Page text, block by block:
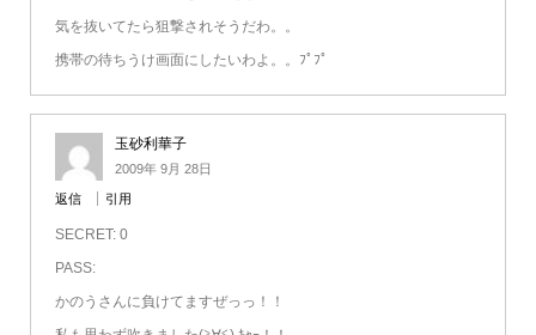
気を抜いてたら狙撃されそうだわ。。
携帯の待ちうけ画面にしたいわよ。。ﾌﾟﾌﾟ
玉砂利華子
2009年 9月 28日
返信 引用
SECRET: 0
PASS:
かのうさんに負けてますぜっっ！！